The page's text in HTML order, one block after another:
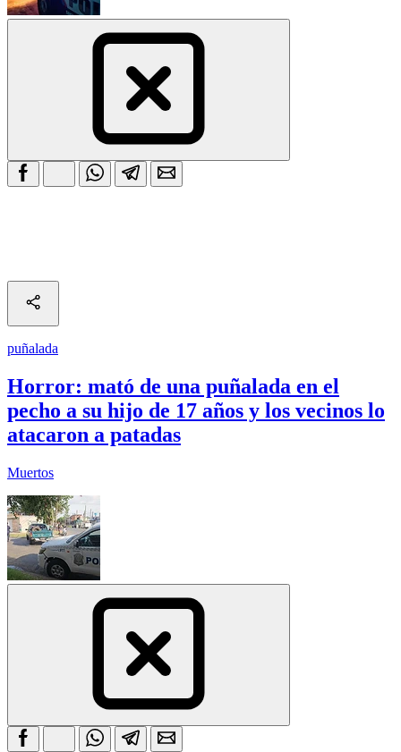
puñalada
Horror: mató de una puñalada en el
pecho a su hijo de 17 años y los vecinos lo
atacaron a patadas
Muertos